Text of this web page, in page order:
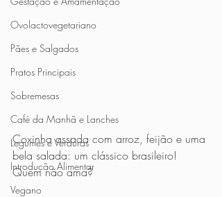
Ovolactovegetariano
Pães e Salgados
Pratos Principais
Sobremesas
Café da Manhã e Lanches
Legumes e Verduras
Introdução Alimentar
Vegano
Coxinha assada com arroz, feijão e uma
bela salada: um clássico brasileiro!
Quem não ama?